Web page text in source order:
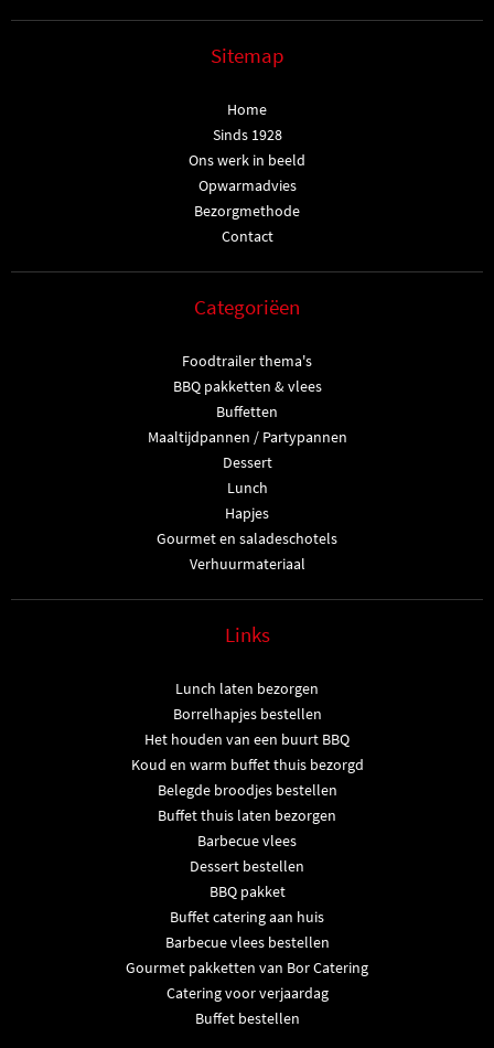
Sitemap
Home
Sinds 1928
Ons werk in beeld
Opwarmadvies
Bezorgmethode
Contact
Categoriëen
Foodtrailer thema's
BBQ pakketten & vlees
Buffetten
Maaltijdpannen / Partypannen
Dessert
Lunch
Hapjes
Gourmet en saladeschotels
Verhuurmateriaal
Links
Lunch laten bezorgen
Borrelhapjes bestellen
Het houden van een buurt BBQ
Koud en warm buffet thuis bezorgd
Belegde broodjes bestellen
Buffet thuis laten bezorgen
Barbecue vlees
Dessert bestellen
BBQ pakket
Buffet catering aan huis
Barbecue vlees bestellen
Gourmet pakketten van Bor Catering
Catering voor verjaardag
Buffet bestellen